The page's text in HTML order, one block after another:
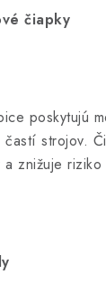
čiapky
poskytujú
strojov.
znižuje